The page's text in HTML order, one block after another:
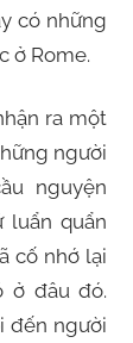
có những
ở Rome.
ra một
người
nguyện
luẩn quẩn
cố nhớ lại
ở đâu đó.
đến người